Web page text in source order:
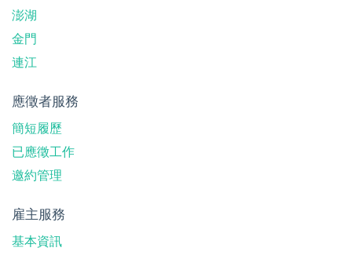
澎湖
金門
連江
應徵者服務
簡短履歷
已應徵工作
邀約管理
雇主服務
基本資訊